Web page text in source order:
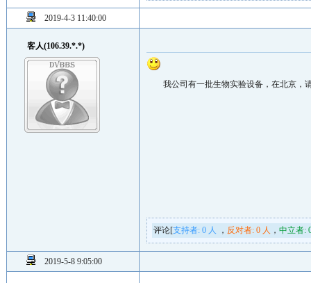
2019-4-3 11:40:00
客人(106.39.*.*)
我公司有一批生物实验设备，在北京，
评论[支持者: 0人 ， 反对者: 0人 ， 中立者:
2019-5-8 9:05:00